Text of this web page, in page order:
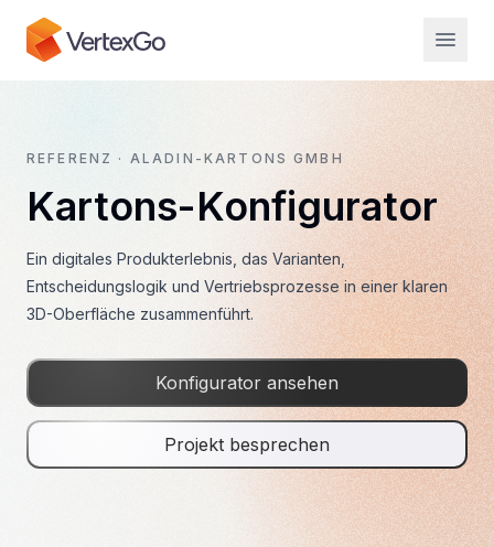
REFERENZ · ALADIN-KARTONS GMBH
Kartons-Konfigurator
Ein digitales Produkterlebnis, das Varianten,
Entscheidungslogik und Vertriebsprozesse in einer klaren
3D-Oberfläche zusammenführt.
Konfigurator ansehen
Projekt besprechen